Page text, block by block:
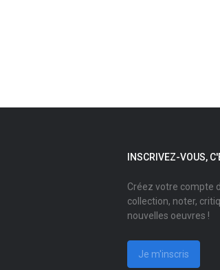
INSCRIVEZ-VOUS,
Créez votre compte
collection, noter,
nouvelles oeuvres !
Je m'inscris